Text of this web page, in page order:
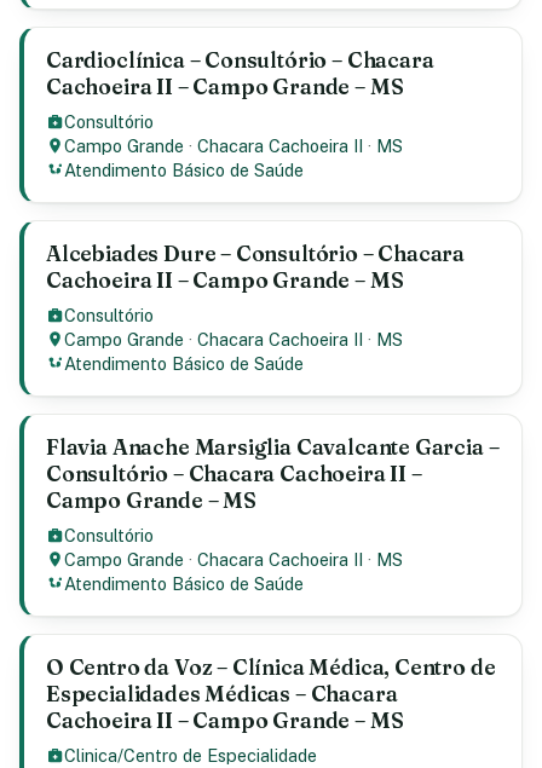
Cardioclínica – Consultório – Chacara
Cachoeira II – Campo Grande – MS
Consultório
Campo Grande ·Chacara Cachoeira II · MS
Atendimento Básico de Saúde
Alcebiades Dure – Consultório – Chacara
Cachoeira II – Campo Grande – MS
Consultório
Campo Grande ·Chacara Cachoeira II · MS
Atendimento Básico de Saúde
Flavia Anache Marsiglia Cavalcante Garcia –
Consultório – Chacara Cachoeira II –
Campo Grande – MS
Consultório
Campo Grande ·Chacara Cachoeira II · MS
Atendimento Básico de Saúde
O Centro da Voz – Clínica Médica, Centro de
Especialidades Médicas – Chacara
Cachoeira II – Campo Grande – MS
Clinica/Centro de Especialidade